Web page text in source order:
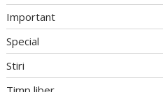
Important
Special
Stiri